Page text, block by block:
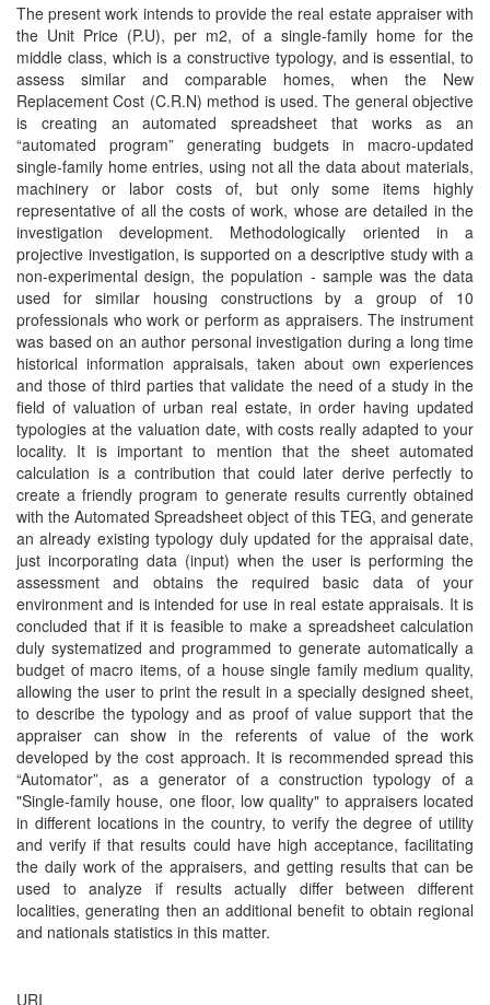
The present work intends to provide the real estate appraiser with
the Unit Price (P.U), per m2, of a single-family home for the
middle class, which is a constructive typology, and is essential, to
assess similar and comparable homes, when the New
Replacement Cost (C.R.N) method is used. The general objective
is creating an automated spreadsheet that works as an
“automated program” generating budgets in macro-updated
single-family home entries, using not all the data about materials,
machinery or labor costs of, but only some items highly
representative of all the costs of work, whose are detailed in the
investigation development. Methodologically oriented in a
projective investigation, is supported on a descriptive study with a
non-experimental design, the population - sample was the data
used for similar housing constructions by a group of 10
professionals who work or perform as appraisers. The instrument
was based on an author personal investigation during a long time
historical information appraisals, taken about own experiences
and those of third parties that validate the need of a study in the
field of valuation of urban real estate, in order having updated
typologies at the valuation date, with costs really adapted to your
locality. It is important to mention that the sheet automated
calculation is a contribution that could later derive perfectly to
create a friendly program to generate results currently obtained
with the Automated Spreadsheet object of this TEG, and generate
an already existing typology duly updated for the appraisal date,
just incorporating data (input) when the user is performing the
assessment and obtains the required basic data of your
environment and is intended for use in real estate appraisals. It is
concluded that if it is feasible to make a spreadsheet calculation
duly systematized and programmed to generate automatically a
budget of macro items, of a house single family medium quality,
allowing the user to print the result in a specially designed sheet,
to describe the typology and as proof of value support that the
appraiser can show in the referents of value of the work
developed by the cost approach. It is recommended spread this
“Automator”, as a generator of a construction typology of a
"Single-family house, one floor, low quality" to appraisers located
in different locations in the country, to verify the degree of utility
and verify if that results could have high acceptance, facilitating
the daily work of the appraisers, and getting results that can be
used to analyze if results actually differ between different
localities, generating then an additional benefit to obtain regional
and nationals statistics in this matter.
URI